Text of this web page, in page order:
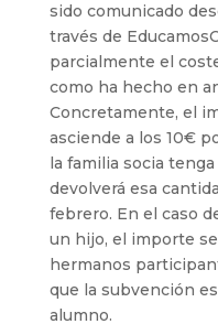
sido comunicado
través de
parcialmente el
como ha hecho en
Concretamente, el
asciende a los 10€
la familia socia
devolverá esa
febrero. En el caso
un hijo, el importe
hermanos
que la subvención
alumno.